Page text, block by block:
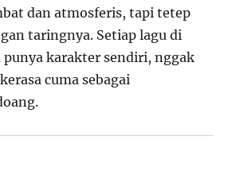
dan atmosferis, tapi tetep
taringnya. Setiap lagu di
punya karakter sendiri, nggak
cuma sebagai